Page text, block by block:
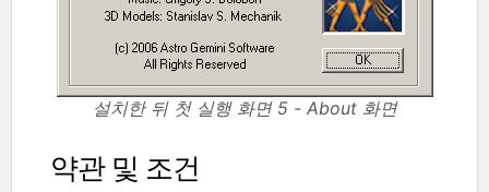
설치한 뒤 첫 실행 화면 5 - About 화면
약관 및 조건